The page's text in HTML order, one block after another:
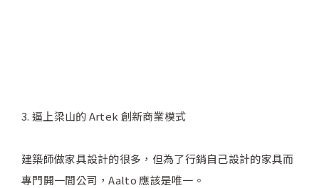
3. 逼上梁山的 Artek 創新商業模式
建築師做家具設計的很多，但為了行銷自己設計的家具而
專門開一間公司，Aalto 應該是唯一。